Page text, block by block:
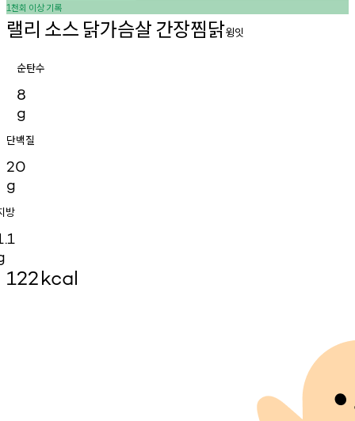
1천회 이상기록
랠리 소스 닭가슴살간장찜닭윙잇
순탄수
8
g
단백질
20
g
방
122kcal